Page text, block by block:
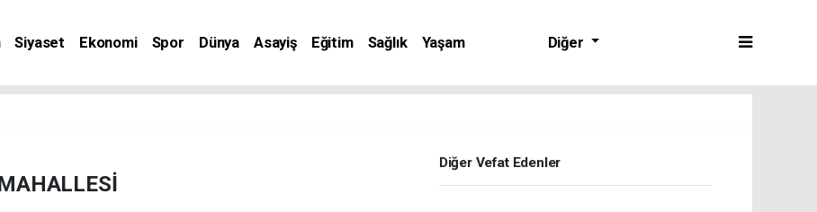
Siyaset Ekonomi Spor Dünya Asayiş Eğitim Sağlık
Yaşam
Diğer
Diğer Vefat Edenler